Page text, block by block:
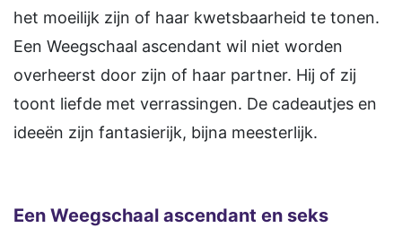
het moeilijk zijn of haar kwetsbaarheid te tonen.
Een Weegschaal ascendant wil niet worden
overheerst door zijn of haar partner. Hij of zij
toont liefde met verrassingen. De cadeautjes en
ideeën zijn fantasierijk, bijna meesterlijk.
Een Weegschaal ascendant en seks